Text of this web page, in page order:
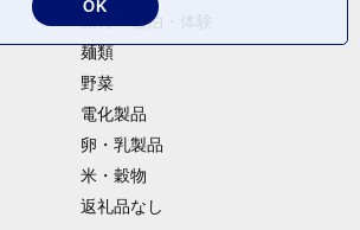
旅行・宿泊・体験
麺類
野菜
電化製品
卵・乳製品
米・穀物
返礼品なし
OK